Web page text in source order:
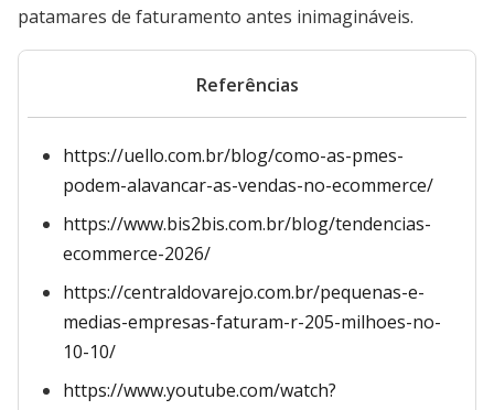
patamares de faturamento antes inimagináveis.
Referências
https://uello.com.br/blog/como-as-pmes-
podem-alavancar-as-vendas-no-ecommerce/
https://www.bis2bis.com.br/blog/tendencias-
ecommerce-2026/
https://centraldovarejo.com.br/pequenas-e-
medias-empresas-faturam-r-205-milhoes-no-
10-10/
https://www.youtube.com/watch?